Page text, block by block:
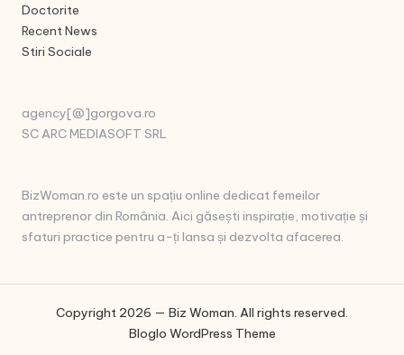
Doctorite
Recent News
Stiri Sociale
agency[@]gorgova.ro
SC ARC MEDIASOFT SRL
BizWoman.ro este un spațiu online dedicat femeilor
antreprenor din România. Aici găsești inspirație, motivație și
sfaturi practice pentru a-ți lansa și dezvolta afacerea.
Copyright 2026 — Biz Woman. All rights reserved.
Bloglo WordPress Theme